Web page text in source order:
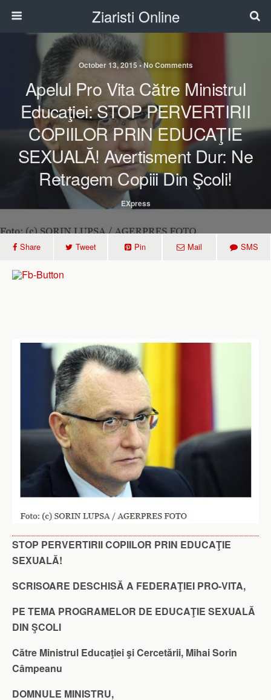
Ziaristi Online
October 13, 2015 • No Comments
Apelul Pro Vita Către Ministrul
Educaţiei: STOP PERVERTIRII
COPIILOR PRIN EDUCAŢIE
SEXUALĂ! Avertisment Dur: Ne
Retragem Copiii Din Şcoli!
EXpress
Share Tweet Pin Mail SMS
STOP PERVERTIRII COPIILOR PRIN EDUCAŢIE
SEXUALĂ!
SCRISOARE DESCHISĂ A FEDERAŢIEI PRO-VITA,
PE TEMA PROGRAMELOR DE EDUCAŢIE SEXUALĂ
DIN ŞCOLI
Către Ministrul Educaţiei şi Cercetării, Mihai Sorin
Câmpeanu
DOMNULE MINISTRU,